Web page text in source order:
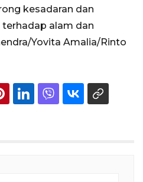
kesadaran dan
alam dan
Yovita Amalia/Rinto